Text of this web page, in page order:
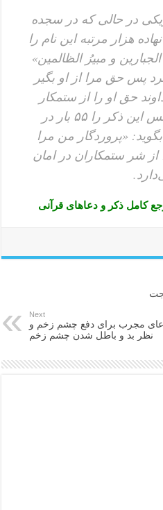
در حالی که در سجده
هزار مرتبه این نام را
و مبیرُ الظالمین»
پس حق مرا از او بگیر
حق او را از ستمکار
خواهد گرفت. و هر کس این ذکر را ۵۵ بار در
«پروردگار من مرا
از شر ستمکاران در امان
Next
مجرب برای دفع چشم زخم و
نظر بد و باطل شدن چشم زخم